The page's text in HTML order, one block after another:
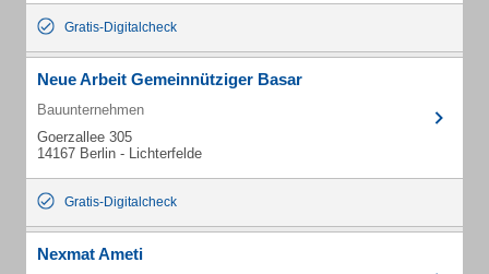
Gratis-Digitalcheck
Neue Arbeit Gemeinnütziger Basar
Bauunternehmen
Goerzallee 305
14167 Berlin - Lichterfelde
Gratis-Digitalcheck
Nexmat Ameti